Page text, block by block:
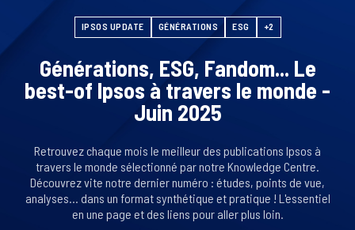
IPSOS UPDATE GÉNÉRATIONS ESG +2
Générations, ESG, Fandom... Le
best-of Ipsos à travers le monde -
Juin 2025
Retrouvez chaque mois le meilleur des publications Ipsos à
travers le monde sélectionné par notre Knowledge Centre.
Découvrez vite notre dernier numéro : études, points de vue,
analyses... dans un format synthétique et pratique ! L'essentiel
en une page et des liens pour aller plus loin.